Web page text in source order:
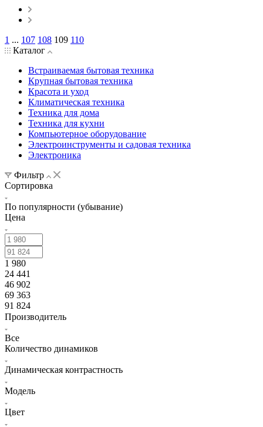
1 ... 107 108 109 110
Каталог
Встраиваемая бытовая техника
Крупная бытовая техника
Красота и уход
Климатическая техника
Техника для дома
Техника для кухни
Компьютерное оборудование
Электроинструменты и садовая техника
Электроника
Фильтр
Сортировка
По популярности (убывание)
Цена
1 980
24 441
46 902
69 363
91 824
Производитель
Все
Количество динамиков
Динамическая контрастность
Модель
Цвет